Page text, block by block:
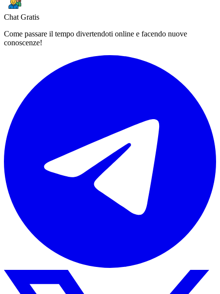
Chat Gratis
Come passare il tempo divertendoti online e facendo nuove
conoscenze!